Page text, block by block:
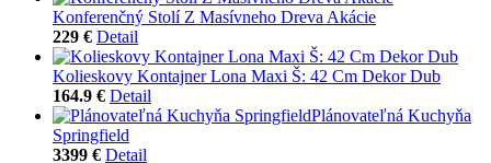
Konferenčný Stolí Z Masívneho Dreva Akácie
229 € Detail
Kolieskovy Kontajner Lona Maxi Š: 42 Cm Dekor Dub
164.9 € Detail
Plánovateľná Kuchyňa
Springfield
3399 € Detail